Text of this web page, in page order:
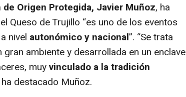
Origen Protegida, Javier Muñoz, ha
Queso de Trujillo “es uno de los eventos
nivel autonómico y nacional”. “Se trata
ambiente y desarrollada en un enclave
muyvinculado a la tradición
ha destacado Muñoz.